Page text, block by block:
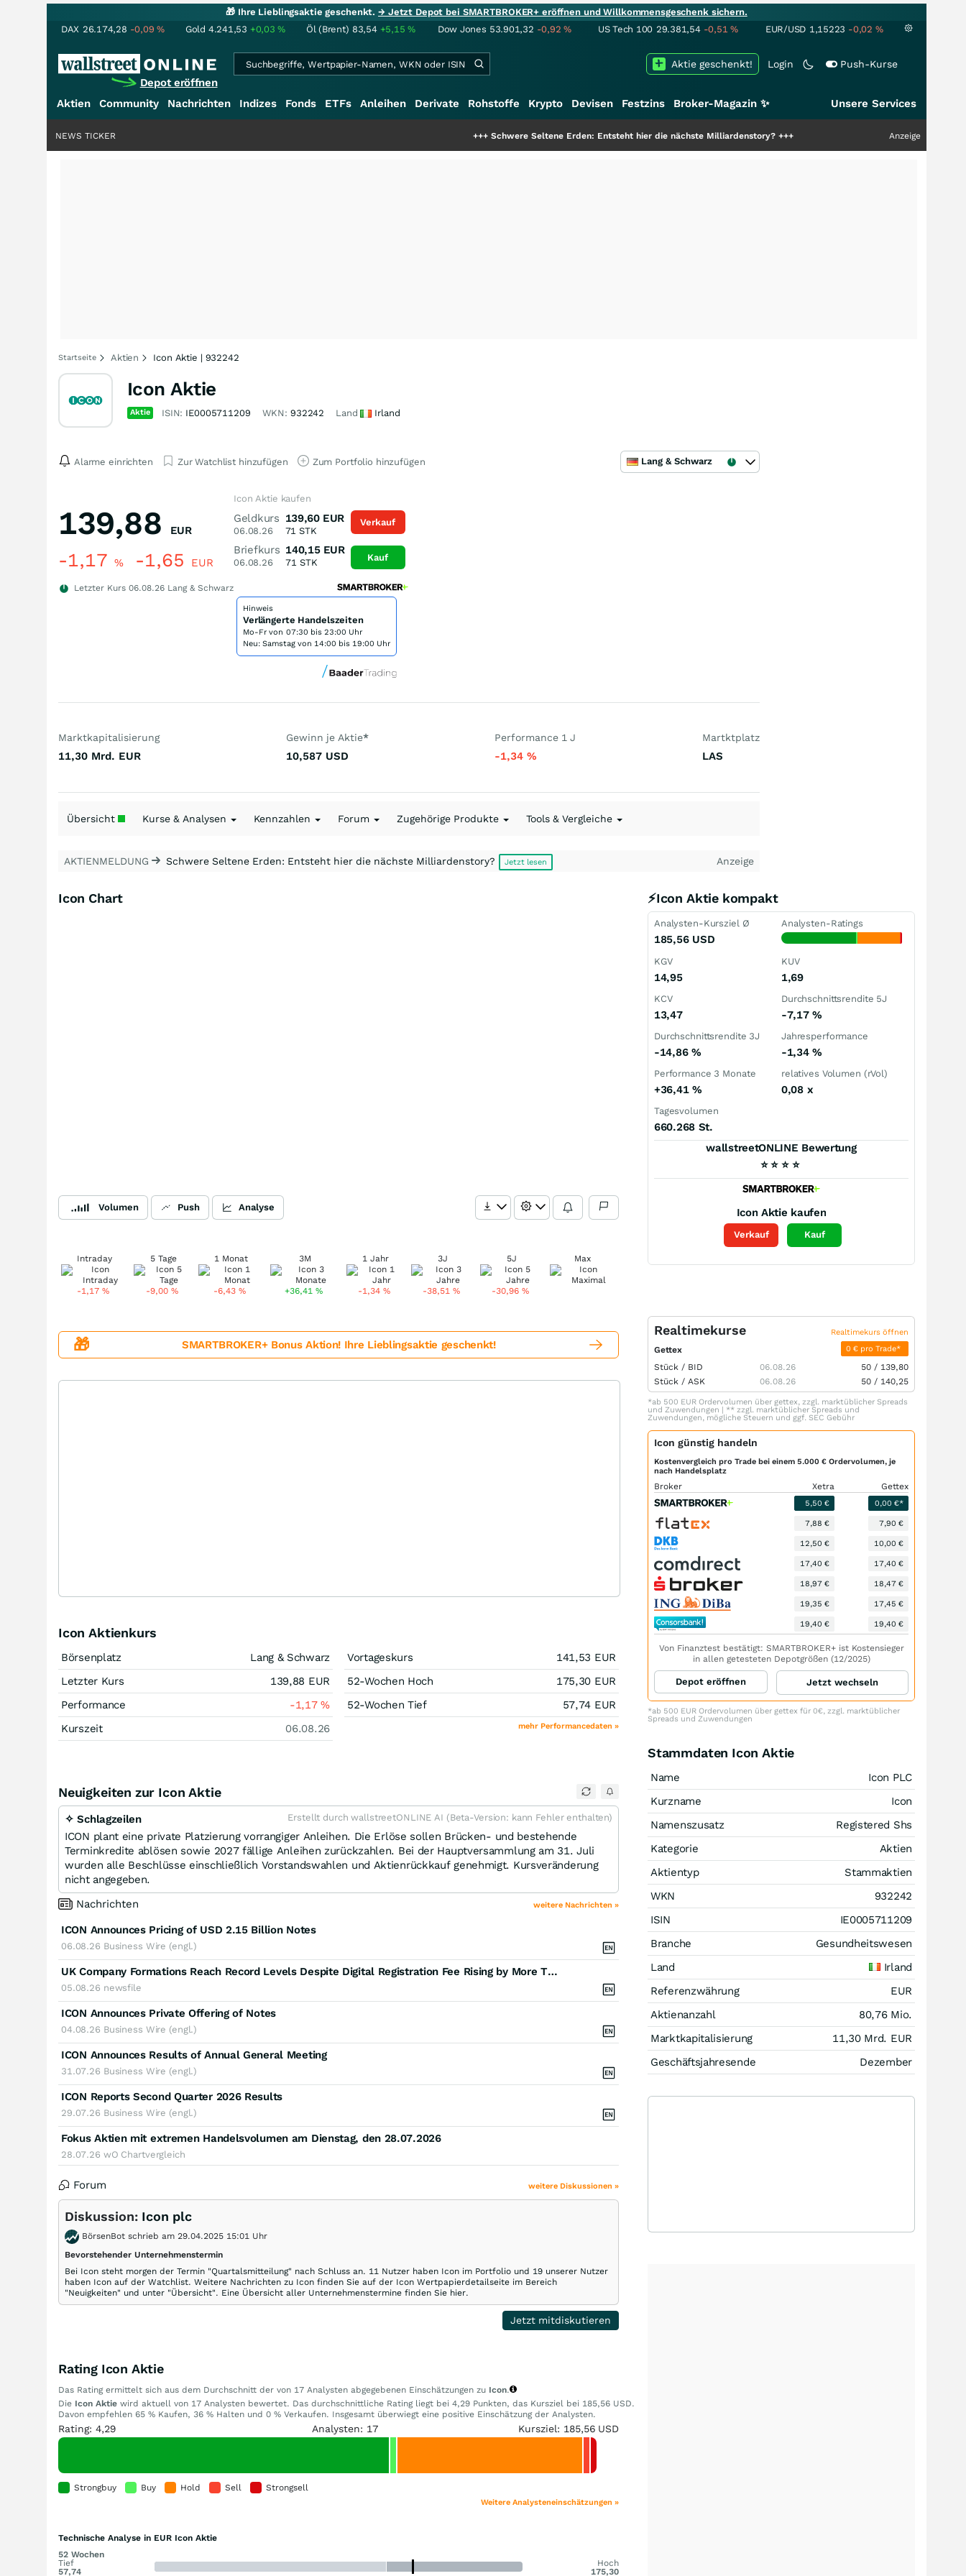
🎁 Ihre Lieblingsaktie geschenkt.→ Jetzt Depot bei SMARTBROKER+ eröffnen und Willkommensgeschenk sichern.
DAX 26.174,28 -0,09% Gold 4.241,53 +0,03% Öl (Brent) 83,54 +5,15% Dow Jones 53.901,32 -0,92% US Tech 100 29.381,54 -0,51% EUR/USD 1,15223 -0,02 %
Depot eröffnen
Login Push-Kurse
Aktie geschenkt!
Aktien Community Nachrichten Indizes Fonds ETFs Anleihen Derivate Rohstoffe Krypto Devisen Festzins Broker-Magazin ✨ Unsere Services
Schwere Seltene Erden: Entsteht hier die nächste Milliardenstory?+++ Anzeige
NEWS TICKER
Startseite Aktien Icon Aktie | 932242
Icon Aktie
Aktie ISIN: IE0005711209 WKN: 932242 Land Irland
Alarme einrichten Zur Watchlist hinzufügen Zum Portfolio hinzufügen Lang & Schwarz
139,88 EUR
-1,17 % -1,65 EUR
Letzter Kurs 06.08.26 Lang & Schwarz
Icon Aktie kaufen
Geldkurs
06.08.26
139,60 EUR
71 STK
Briefkurs
06.08.26
140,15 EUR
71 STK
Verkauf
Kauf
Hinweis
Verlängerte Handelszeiten
Mo-Fr von 07:30 bis 23:00 Uhr
Neu: Samstag von 14:00 bis 19:00 Uhr
Marktkapitalisierung
11,30 Mrd. EUR
Gewinn je Aktie*
10,587 USD
Performance 1 J
-1,34%
Martktplatz
LAS
Übersicht Kurse & Analysen Kennzahlen Forum Zugehörige Produkte Tools & Vergleiche
AKTIENMELDUNG Schwere Seltene Erden: Entsteht hier die nächste Milliardenstory? Jetzt lesen Anzeige
Icon Chart
Volumen Push Analyse
Intraday
-1,17%
5 Tage
-9,00 %
1 Monat
-6,43%
3M
+36,41%
1 Jahr
-1,34%
3J
-38,51 %
5J
-30,96%
Max
⚡Icon Aktie kompakt
Analysten-Kursziel Ø
185,56 USD
Analysten-Ratings
KGV
14,95
KUV
1,69
KCV
13,47
Durchschnittsrendite 5J
-7,17%
Durchschnittsrendite 3J
-14,86 %
Jahresperformance
-1,34%
Performance 3 Monate
+36,41 %
relatives Volumen (rVol)
0,08 x
Tagesvolumen
660.268 St.
wallstreetONLINE Bewertung
⭐ ⭐ ⭐ ⭐
Icon Aktie kaufen
Verkauf Kauf
🎁 SMARTBROKER+ Bonus Aktion! Ihre Lieblingsaktie geschenkt!
Icon Aktienkurs
Börsenplatz
Lang & Schwarz
Letzter Kurs
139,88 EUR
Performance
-1,17%
Kurszeit
06.08.26
Vortageskurs 141,53 EUR
52-Wochen Hoch
175,30 EUR
52-Wochen Tief
57,74 EUR
mehr Performancedaten »
Neuigkeiten zur Icon Aktie
✧ Schlagzeilen Erstellt durch wallstreetONLINE AI (Beta-Version: kann Fehler enthalten)
ICON plant eine private Platzierung vorrangiger Anleihen. Die Erlöse sollen Brücken- und bestehende
Terminkredite ablösen sowie 2027 fällige Anleihen zurückzahlen. Bei der Hauptversammlung am 31. Juli
wurden alle Beschlüsse einschließlich Vorstandswahlen und Aktienrückkauf genehmigt. Kursveränderung
nicht angegeben.
Nachrichten
weitere Nachrichten »
ICON Announces Pricing of USD 2.15 Billion Notes
06.08.26 Business Wire (engl.)
UK Company Formations Reach Record Levels Despite Digital Registration Fee Rising by More Than 700%, New Icon Offices Research Finds
05.08.26 newsfile
ICON Announces Private Offering of Notes
04.08.26 Business Wire (engl.)
ICON Announces Results of Annual General Meeting
31.07.26 Business Wire (engl.)
ICON Reports Second Quarter 2026 Results
29.07.26 Business Wire (engl.)
Fokus Aktien mit extremen Handelsvolumen am Dienstag, den 28.07.2026
28.07.26 wO Chartvergleich
Forum weitere Diskussionen »
Diskussion: Icon plc
BörsenBot schrieb am 29.04.2025 15:01 Uhr
Bevorstehender Unternehmenstermin
Bei Icon steht morgen der Termin "Quartalsmitteilung" nach Schluss an. 11 Nutzer haben Icon im Portfolio und 19 unserer Nutzer
haben Icon auf der Watchlist. Weitere Nachrichten zu Icon finden Sie auf der Icon Wertpapierdetailseite im Bereich
"Neuigkeiten" und unter "Übersicht". Eine Übersicht aller Unternehmenstermine finden Sie hier.
Jetzt mitdiskutieren
Rating Icon Aktie
Das Rating ermittelt sich aus dem Durchschnitt der von 17 Analysten abgegebenen Einschätzungen zu Icon.
Die Icon Aktie wird aktuell von 17 Analysten bewertet. Das durchschnittliche Rating liegt bei 4,29 Punkten, das Kursziel bei 185,56 USD.
Davon empfehlen 65 % Kaufen, 36 % Halten und 0 % Verkaufen. Insgesamt überwiegt eine positive Einschätzung der Analysten.
Rating: 4,29 Analysten: 17 Kursziel: 185,56 USD
Strongbuy Buy Hold Sell Strongsell
Weitere Analysteneinschätzungen »
Technische Analyse in EUR Icon Aktie
52 Wochen
Tief
57,74
Hoch
175,30
Realtimekurse Realtimekurs öffnen
Gettex 0 € pro Trade*
Stück / BID 06.08.26 50 / 139,80
Stück / ASK 06.08.26 50 / 140,25
*ab 500 EUR Ordervolumen über gettex, zzgl. marktüblicher Spreads
und Zuwendungen | ** zzgl. marktüblicher Spreads und
Zuwendungen, mögliche Steuern und ggf. SEC Gebühr
Icon günstig handeln
Kostenvergleich pro Trade bei einem 5.000 € Ordervolumen, je
nach Handelsplatz
Broker Xetra Gettex
5,50 € 0,00 €*
7,88 € 7,90 €
12,50 € 10,00 €
17,40 € 17,40 €
18,97 € 18,47 €
19,35 € 17,45 €
19,40 € 19,40 €
Von Finanztest bestätigt: SMARTBROKER+ ist Kostensieger
in allen getesteten Depotgrößen (12/2025)
Depot eröffnen Jetzt wechseln
*ab 500 EUR Ordervolumen über gettex für 0€, zzgl. marktüblicher
Spreads und Zuwendungen
Stammdaten Icon Aktie
Name
Icon PLC
Kurzname
Icon
Namenszusatz
Registered Shs
Kategorie
Aktien
Aktientyp
Stammaktien
WKN
932242
ISIN
IE0005711209
Branche
Gesundheitswesen
Land
Irland
Referenzwährung
EUR
Aktienanzahl
80,76 Mio.
Marktkapitalisierung
11,30 Mrd. EUR
Geschäftsjahresende
Dezember